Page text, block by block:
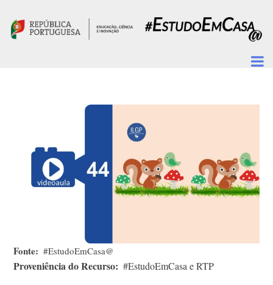
Fonte #EstudoEmCasa@
Proveniência do Recurso #EstudoEmCasa e RTP